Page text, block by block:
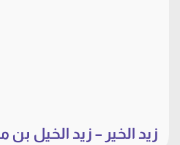
زيد الخير – زيد الخيل